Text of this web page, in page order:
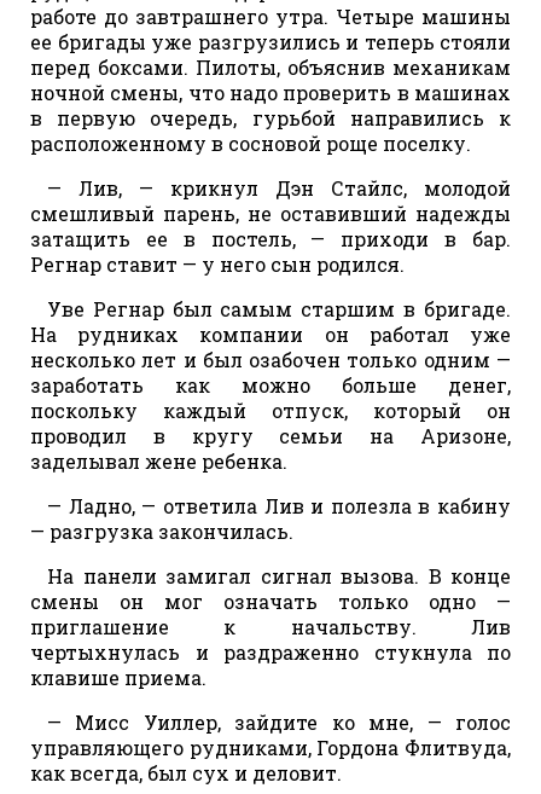
работе до завтрашнего утра. Четыре машины
ее бригады уже разгрузились и теперь стояли
перед боксами. Пилоты, объяснив механикам
ночной смены, что надо проверить в машинах
в первую очередь, гурьбой направились к
расположенному в сосновой роще поселку.
— Лив, — крикнул Дэн Стайлс, молодой
смешливый парень, не оставивший надежды
затащить ее в постель, — приходи в бар.
Регнар ставит — у него сын родился.
Уве Регнар был самым старшим в бригаде.
На рудниках компании он работал уже
несколько лет и был озабочен только одним —
заработать как можно больше денег,
поскольку каждый отпуск, который он
проводил в кругу семьи на Аризоне,
заделывал жене ребенка.
— Ладно, — ответила Лив и полезла в кабину
— разгрузка закончилась.
На панели замигал сигнал вызова. В конце
смены он мог означать только одно —
приглашение к начальству. Лив
чертыхнулась и раздраженно стукнула по
клавише приема.
— Мисс Уиллер, зайдите ко мне, — голос
управляющего рудниками, Гордона Флитвуда,
как всегда, был сух и деловит.